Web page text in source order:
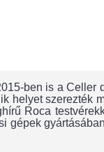
ben is a Celler
helyet szerezték
Roca
gépek